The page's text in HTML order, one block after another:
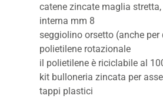
catene zincate maglia
interna mm 8
seggiolino orsetto (anche
polietilene rotazionale
il polietilene è riciclabile al
kit bulloneria zincata per
tappi plastici